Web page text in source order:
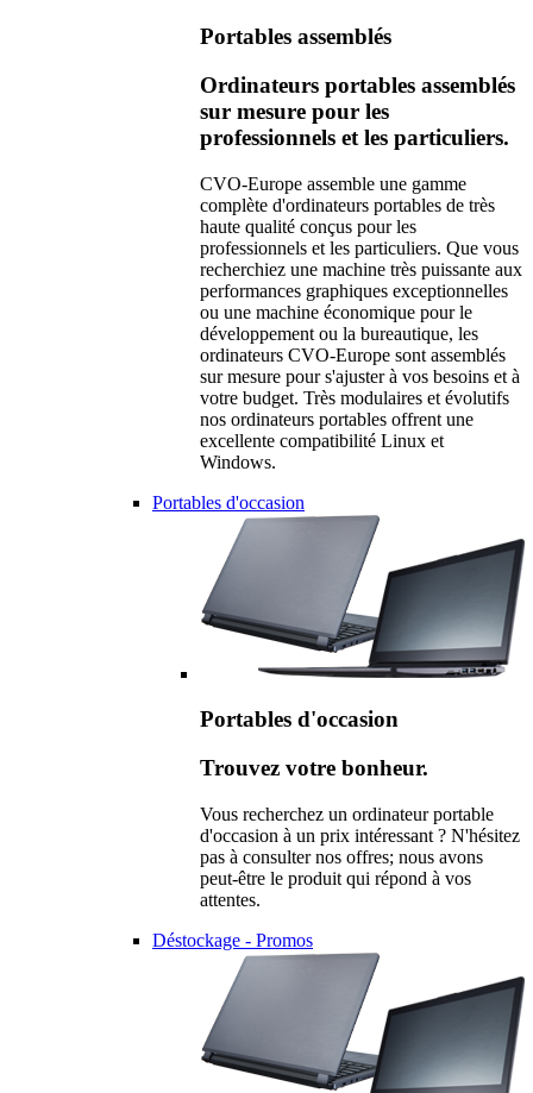
Portables assemblés
Ordinateurs portables assemblés
sur mesure pour les
professionnels et les particuliers.
CVO-Europe assemble une gamme
complète d'ordinateurs portables de très
haute qualité conçus pour les
professionnels et les particuliers. Que vous
recherchiez une machine très puissante aux
performances graphiques exceptionnelles
ou une machine économique pour le
développement ou la bureautique, les
ordinateurs CVO-Europe sont assemblés
sur mesure pour s'ajuster à vos besoins et à
votre budget. Très modulaires et évolutifs
nos ordinateurs portables offrent une
excellente compatibilité Linux et
Windows.
Portables d'occasion
Portables d'occasion
Trouvez votre bonheur.
Vous recherchez un ordinateur portable
d'occasion à un prix intéressant ? N'hésitez
pas à consulter nos offres; nous avons
peut-être le produit qui répond à vos
attentes.
Déstockage - Promos